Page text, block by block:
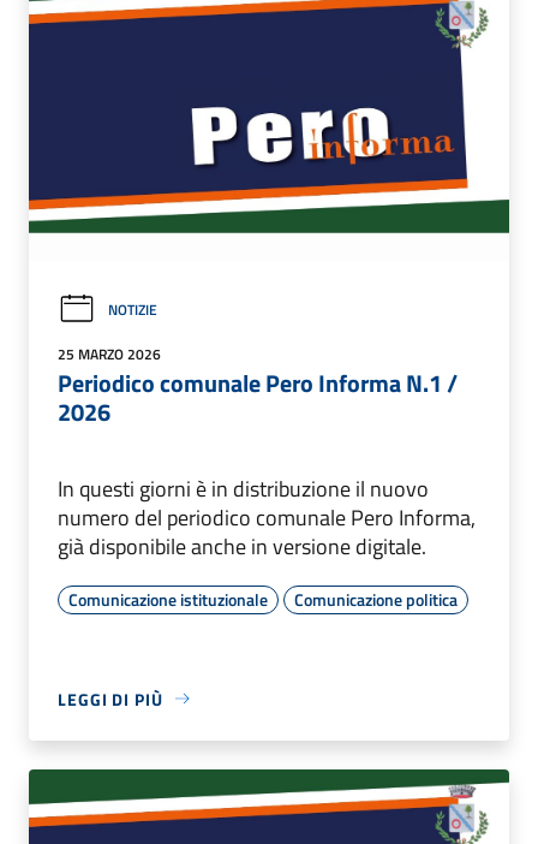
NOTIZIE
25 MARZO 2026
Periodico comunale Pero Informa N.1 /
2026
In questi giorni è in distribuzione il nuovo
numero del periodico comunale Pero Informa,
già disponibile anche in versione digitale.
Comunicazione istituzionale Comunicazione politica
LEGGI DI PIÙ